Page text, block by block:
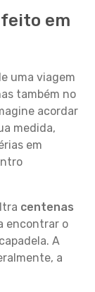
em
uma viagem
também no
acordar
medida,
em
centenas
encontrar o
A
a